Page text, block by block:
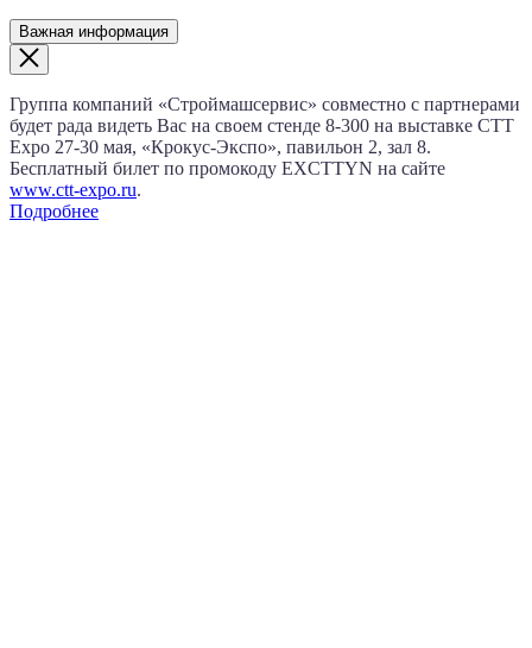
Важная информация
Группа компаний «Строймашсервис» совместно с партнерами
будет рада видеть Вас на своем стенде 8‑300 на выставке CTT
Expo 27‑30 мая, «Крокус‑Экспо», павильон 2, зал 8.
Бесплатный билет по промокоду EXCTTYN на сайте
www.сtt-expo.ru.
Подробнее